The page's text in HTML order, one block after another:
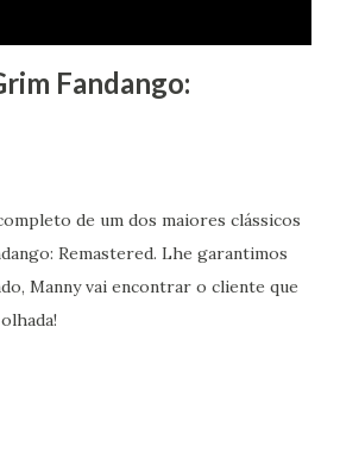
Fandango:
de um dos maiores clássicos
Remastered. Lhe garantimos
Manny vai encontrar o cliente que